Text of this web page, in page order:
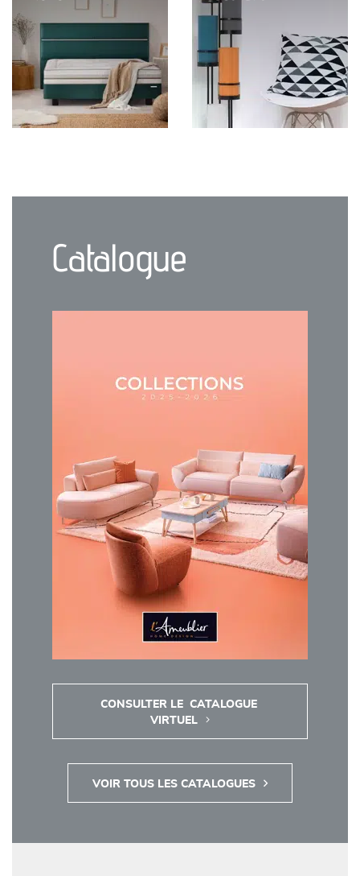
Catalogue
CONSULTER LE  CATALOGUE
VIRTUEL
VOIR TOUS LES CATALOGUES